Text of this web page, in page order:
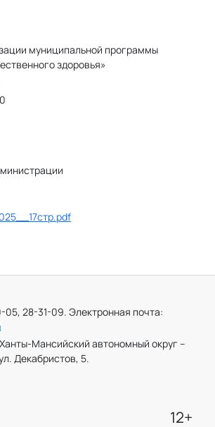
муниципальной программы
здоровья»
05, 28-31-09. Электронная почта:
Мансийский автономный округ –
Декабристов, 5.
12+